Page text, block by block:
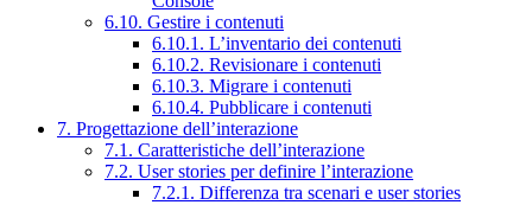
6.10. Gestire i contenuti
6.10.1. L’inventario dei contenuti
6.10.2. Revisionare i contenuti
6.10.3. Migrare i contenuti
6.10.4. Pubblicare i contenuti
7. Progettazione dell’interazione
7.1. Caratteristiche dell’interazione
7.2. User stories per definire l’interazione
7.2.1. Differenza tra scenari e user stories